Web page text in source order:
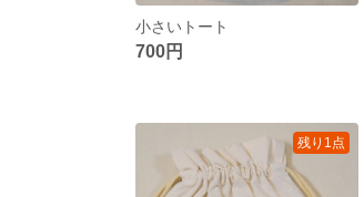
小さいトート
700円
残り1点